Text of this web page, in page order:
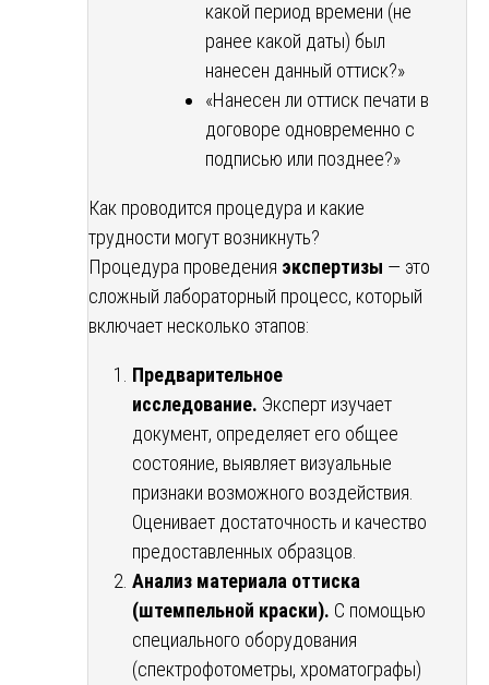
какой период времени (не
ранее какой даты) был
нанесен данный оттиск?»
«Нанесен ли оттиск печати в
договоре одновременно с
подписью или позднее?»
Как проводится процедура и какие
трудности могут возникнуть?
Процедура проведения экспертизы — это
сложный лабораторный процесс, который
включает несколько этапов:
Предварительное
исследование. Эксперт изучает
документ, определяет его общее
состояние, выявляет визуальные
признаки возможного воздействия.
Оценивает достаточность и качество
предоставленных образцов.
Анализ материала оттиска
(штемпельной краски). С помощью
специального оборудования
(спектрофотометры, хроматографы)